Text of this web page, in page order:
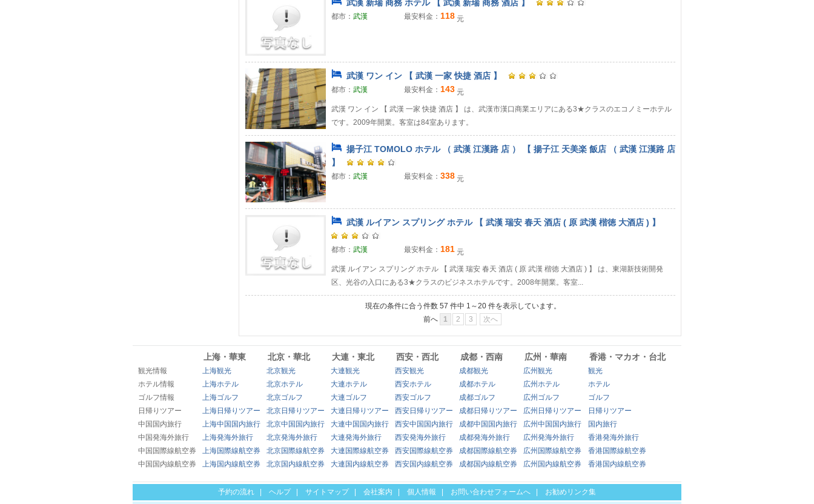
武漢 新瑞 商務 ホテル 【 武漢 新瑞 商務 酒店 】
都市： 武漢 最安料金： 118 元
武漢 ワン イン 【 武漢 一家 快捷 酒店 】
都市： 武漢 最安料金： 143 元
武漢 ワン イン 【 武漢 一家 快捷 酒店 】 は、武漢市漢口商業エリアにある3★クラスのエコノミーホテル
です。2009年開業。客室は84室あります。
揚子江 TOMOLO ホテル （ 武漢 江漢路 店 ） 【 揚子江 天美楽 飯店 （ 武漢 江漢路 店
】
都市： 武漢 最安料金： 338 元
武漢 ルイアン スプリング ホテル 【 武漢 瑞安 春天 酒店 ( 原 武漢 楷徳 大酒店 ) 】
都市： 武漢 最安料金： 181 元
武漢 ルイアン スプリング ホテル 【 武漢 瑞安 春天 酒店 ( 原 武漢 楷徳 大酒店 ) 】 は、東湖新技術開発
区、光谷の入口にある3★クラスのビジネスホテルです。2008年開業。客室...
現在の条件に合う件数 57 件中 1～20 件を表示しています。
前へ
1 2 3 次へ
上海・華東 北京・華北 大連・東北 西安・西北 成都・西南 広州・華南 香港・マカオ・台北
観光情報 上海観光 北京観光 大連観光 西安観光 成都観光 広州観光
観光
ホテル情報
上海ホテル 北京ホテル 大連ホテル 西安ホテル 成都ホテル 広州ホテル
ホテル
ゴルフ情報
上海ゴルフ 北京ゴルフ 大連ゴルフ 西安ゴルフ 成都ゴルフ 広州ゴルフ
ゴルフ
日帰りツアー
上海日帰りツアー 北京日帰りツアー 大連日帰りツアー 西安日帰りツアー 成都日帰りツアー 広州日帰りツアー
日帰りツアー
中国国内旅行
上海中国国内旅行 北京中国国内旅行 大連中国国内旅行 西安中国国内旅行 成都中国国内旅行 広州中国国内旅行
国内旅行
中国発海外旅行
上海発海外旅行 北京発海外旅行 大連発海外旅行 西安発海外旅行 成都発海外旅行 広州発海外旅行
香港発海外旅行
中国国際線航空券
上海国際線航空券 北京国際線航空券 大連国際線航空券 西安国際線航空券 成都国際線航空券 広州国際線航空券
香港国際線航空券
中国国内線航空券
上海国内線航空券 北京国内線航空券 大連国内線航空券 西安国内線航空券 成都国内線航空券 広州国内線航空券 香港国内線航空券
予約の流れ ヘルプ| サイトマップ| 会社案内 個人情報 お問い合わせフォームへ お勧めリンク集